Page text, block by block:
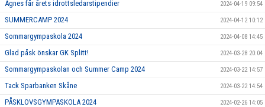
Agnes får årets idrottsledarstipendier 2024-04-19 09:54
SUMMERCAMP 2024 2024-04-12 10:12
Sommargympaskola 2024 2024-04-08 14:45
Glad påsk önskar GK Splitt! 2024-03-28 20:04
Sommargympaskolan och Summer Camp 2024 2024-03-22 14:57
Tack Sparbanken Skåne 2024-03-22 14:54
PÅSKLOVSGYMPASKOLA 2024 2024-02-26 14:05